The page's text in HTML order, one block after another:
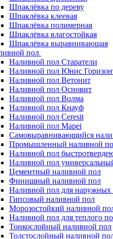
Шпаклёвка по дереву
Шпаклёвка клеевая
Шпаклёвка полимерная
Шпаклёвка влагостойкая
Шпаклёвка выравнивающая
пол
Наливной пол Старатели
Наливной пол Юнис
Наливной пол Ветонит
Наливной пол Основит
Наливной пол Волма
Наливной пол Кнауф
Наливной пол Ceresit
Наливной пол Mapei
Самовыравнивающийся
Промышленный наливной
Наливной пол
Наливной пол
Цементный наливной пол
Финишный наливной пол
Наливной пол для наружных
Гипсовый наливной пол
Морозостойкий наливной
Наливной пол для теплого
Тонкослойный наливной пол
Толстослойный наливной